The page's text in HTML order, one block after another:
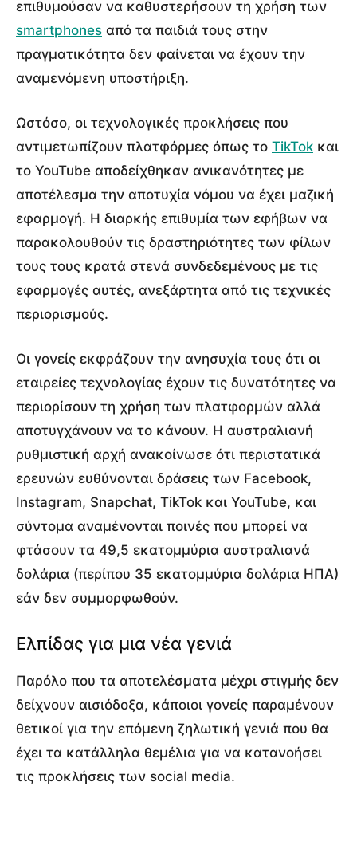
επιθυμούσαν να καθυστερήσουν τη χρήση των
smartphones από τα παιδιά τους στην
πραγματικότητα δεν φαίνεται να έχουν την
αναμενόμενη υποστήριξη.
Ωστόσο, οι τεχνολογικές προκλήσεις που
αντιμετωπίζουν πλατφόρμες όπως το TikTok και
το YouTube αποδείχθηκαν ανικανότητες με
αποτέλεσμα την αποτυχία νόμου να έχει μαζική
εφαρμογή. Η διαρκής επιθυμία των εφήβων να
παρακολουθούν τις δραστηριότητες των φίλων
τους τους κρατά στενά συνδεδεμένους με τις
εφαρμογές αυτές, ανεξάρτητα από τις τεχνικές
περιορισμούς.
Οι γονείς εκφράζουν την ανησυχία τους ότι οι
εταιρείες τεχνολογίας έχουν τις δυνατότητες να
περιορίσουν τη χρήση των πλατφορμών αλλά
αποτυγχάνουν να το κάνουν. Η αυστραλιανή
ρυθμιστική αρχή ανακοίνωσε ότι περιστατικά
ερευνών ευθύνονται δράσεις των Facebook,
Instagram, Snapchat, TikTok και YouTube, και
σύντομα αναμένονται ποινές που μπορεί να
φτάσουν τα 49,5 εκατομμύρια αυστραλιανά
δολάρια (περίπου 35 εκατομμύρια δολάρια ΗΠΑ)
εάν δεν συμμορφωθούν.
Ελπίδας για μια νέα γενιά
Παρόλο που τα αποτελέσματα μέχρι στιγμής δεν
δείχνουν αισιόδοξα, κάποιοι γονείς παραμένουν
θετικοί για την επόμενη ζηλωτική γενιά που θα
έχει τα κατάλληλα θεμέλια για να κατανοήσει
τις προκλήσεις των social media.